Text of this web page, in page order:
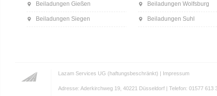
Beiladungen Gießen
Beiladungen Siegen
Beiladungen Wolfsburg
Beiladungen Suhl
Lazam Services UG (haftungsbeschränkt) | Impressum
Adresse: Aderkirchweg 19, 40221 Düsseldorf | Telefon: 01577